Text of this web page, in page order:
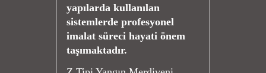
yapılarda kullanılan
sistemlerde profesyonel
imalat süreci hayati önem
taşımaktadır.